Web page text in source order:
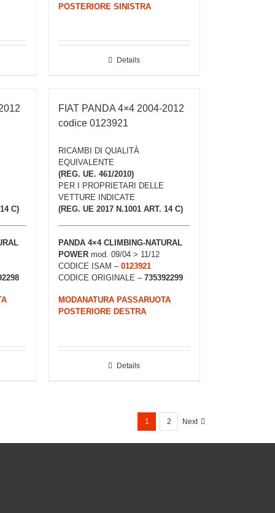
POSTERIORE SINISTRA
Details
C)
FIAT PANDA 4×4 2004-2012
codice 0123921
RICAMBI DI QUALITÀ
EQUIVALENTE
(REG. UE. 461/2010)
PER I PROPRIETARI DELLE
VETTURE INDICATE
(REG. UE 2017 N.1001 ART. 14 C)
PANDA 4×4 CLIMBING-NATURAL
POWER mod. 09/04 > 11/12
CODICE ISAM – 0123921
CODICE ORIGINALE – 735392299
MODANATURA PASSARUOTA
POSTERIORE DESTRA
Details
1 2 Next